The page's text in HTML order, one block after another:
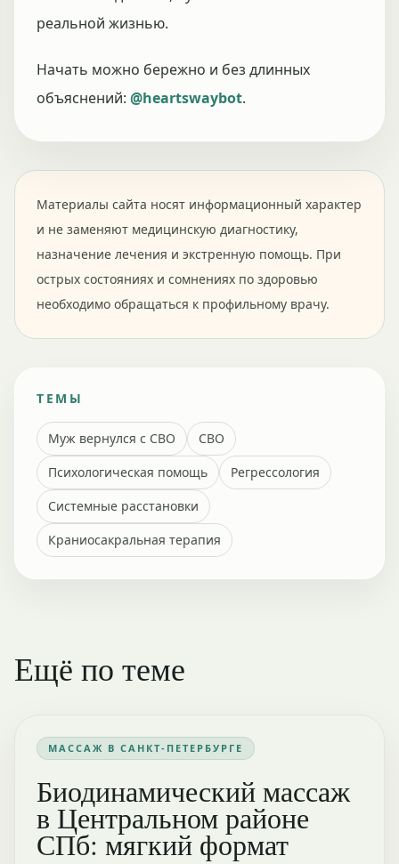
реальной жизнью.
Начать можно бережно и без длинных
объяснений: @heartswaybot.
Материалы сайта носят информационный характер
и не заменяют медицинскую диагностику,
назначение лечения и экстренную помощь. При
острых состояниях и сомнениях по здоровью
необходимо обращаться к профильному врачу.
ТЕМЫ
Муж вернулся с СВО
СВО
Психологическая помощь
Регрессология
Системные расстановки
Краниосакральная терапия
Ещё по теме
МАССАЖ В САНКТ-ПЕТЕРБУРГЕ
Биодинамический массаж
в Центральном районе
СПб: мягкий формат